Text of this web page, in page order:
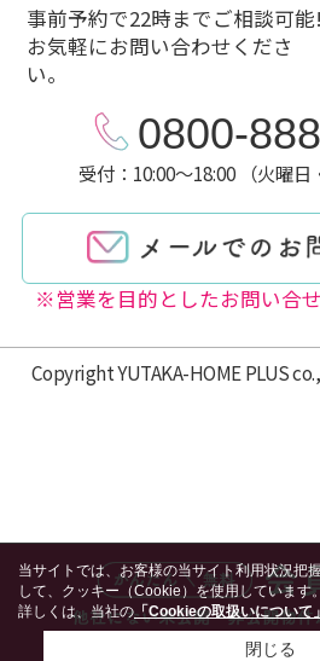
事前予約で22時までご相談可能!
お気軽にお問い合わせくださ
い。
0800-
受付：10:00～18:00 （火曜日
※営業を目的としたお問い合
Copyright YUTAKA-HOME PLUS
当サイトでは、お客様の当サイト利用状況把
して、クッキー（Cookie）を使用しています
詳しくは、当社の「Cookieの取扱いについて
閉じる